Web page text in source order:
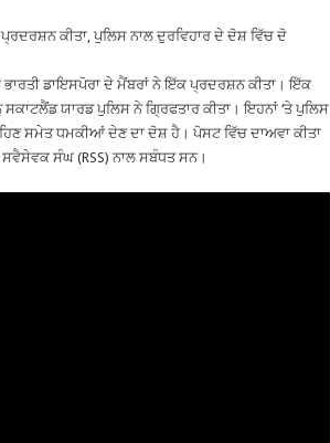
ਕੀਤਾ, ਪੁਲਿਸ ਨਾਲ ਦੁਰਵਿਹਾਰ ਦੇ ਦੋਸ਼ ਵਿੱਚ ਦੋ
ਡਾਇਸਪੋਰਾ ਦੇ ਮੈਂਬਰਾਂ ਨੇ ਇੱਕ ਪ੍ਰਦਰਸ਼ਨ ਕੀਤਾ। ਇੱਕ
ਯਾਰਡ ਪੁਲਿਸ ਨੇ ਗ੍ਰਿਫਤਾਰ ਕੀਤਾ। ਇਹਨਾਂ ‘ਤੇ ਪੁਲਿਸ
ਸਮੇਤ ਧਮਕੀਆਂ ਦੇਣ ਦਾ ਦੋਸ਼ ਹੈ। ਪੋਸਟ ਵਿੱਚ ਦਾਅਵਾ ਕੀਤਾ
ਸਵੈਸੇਵਕ ਸੰਘ (RSS) ਨਾਲ ਸਬੰਧਤ ਸਨ।